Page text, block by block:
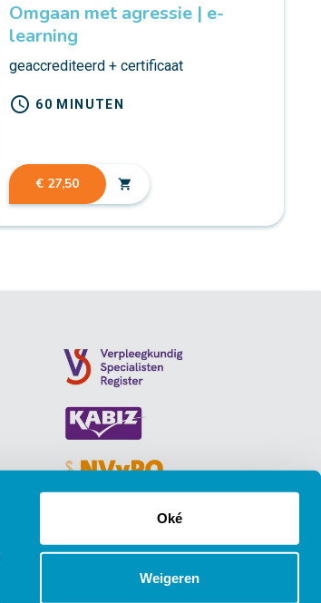
Oké
Weigeren
Omgaan met agressie | e-
learning
geaccrediteerd + certificaat
schedule 60 MINUTEN
€ 27,50 shopping_cart